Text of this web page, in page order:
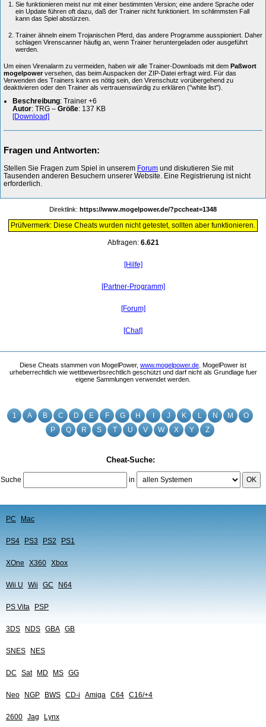
1 A B C D E F G H I J K L N M
O
P
Q R S T U V W X Y Z
Cheat-Suche:
Suche in OK
PC Mac
PS4 PS3 PS2 PS1
XOne X360 Xbox
Wii U Wii GC N64
PS Vita PSP
3DS NDS GBA GB
SNES NES
DC Sat MD MS GG
Neo NGP BWS CD-i Amiga C64 C16/+4
2600 Jag Lynx
Sie funktionieren meist nur mit einer bestimmten Version; eine andere Sprache oder
ein Update führen oft dazu, daß der Trainer nicht funktioniert. Im schlimmsten Fall
kann das Spiel abstürzen.
Trainer ähneln einem Trojanischen Pferd, das andere Programme ausspioniert. Daher
schlagen Virenscanner häufig an, wenn Trainer heruntergeladen oder ausgeführt
werden.
Um einen Virenalarm zu vermeiden, haben wir alle Trainer-Downloads mit dem Paßwort
mogelpowerversehen, das beim Auspacken der ZIP-Datei erfragt wird. Für das
Verwenden des Trainers kann es nötig sein, den Virenschutz vorübergehend zu
deaktivieren oder den Trainer als vertrauenswürdig zu erklären ("white list").
Beschreibung: Trainer +6
Autor: TRG – Größe: 137 KB
[Download]
Fragen und Antworten:
Stellen Sie Fragen zum Spiel in unserem Forum und diskutieren Sie mit
Tausenden anderen Besuchern unserer Website. Eine Registrierung ist nicht
erforderlich.
Direktlink: https://www.mogelpower.de/?pccheat=1348
Prüfvermerk: Diese Cheats wurden nicht getestet, sollten aber funktionieren.
Abfragen: 6.621
[Hilfe]
[Partner-Programm]
[Forum]
[Chat]
Diese Cheats stammen von MogelPower, www.mogelpower.de . MogelPower ist
urheberrechtlich wie wettbewerbsrechtlich geschützt und darf nicht als Grundlage fuer
eigene Sammlungen verwendet werden.